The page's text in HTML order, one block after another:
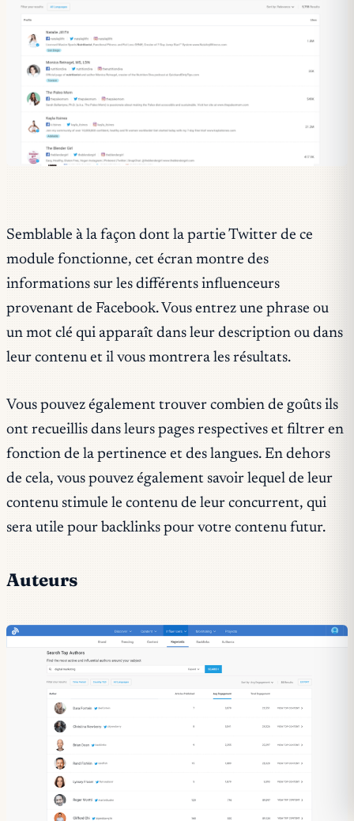
Semblable à la façon dont la partie Twitter de ce
module fonctionne, cet écran montre des
informations sur les différents influenceurs
provenant de Facebook. Vous entrez une phrase ou
un mot clé qui apparaît dans leur description ou dans
leur contenu et il vous montrera les résultats.
Vous pouvez également trouver combien de goûts ils
ont recueillis dans leurs pages respectives et filtrer en
fonction de la pertinence et des langues. En dehors
de cela, vous pouvez également savoir lequel de leur
contenu stimule le contenu de leur concurrent, qui
sera utile pour backlinks pour votre contenu futur.
Auteurs